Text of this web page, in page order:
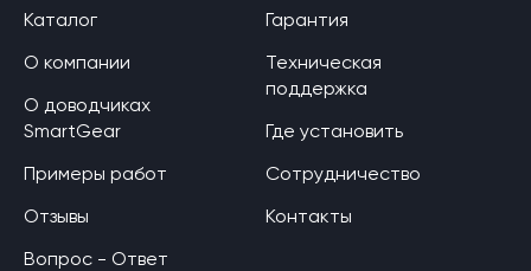
Каталог
О компании
О доводчиках
SmartGear
Примеры работ
Отзывы
Вопрос - Ответ
Гарантия
Техническая
поддержка
Где установить
Сотрудничество
Контакты